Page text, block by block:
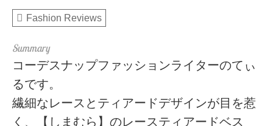
Fashion Reviews
コーデスナップファッションライターのてぃ
るです。
繊細なレースとティアードデザインが目を惹
く、【しまむら】のレースティアードベス